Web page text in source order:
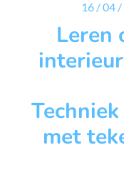
16 / 04
Leren
met